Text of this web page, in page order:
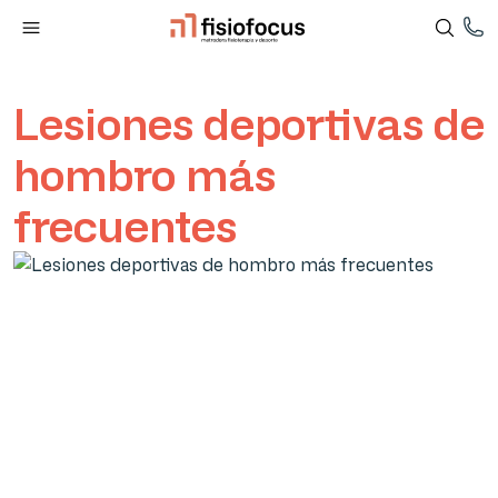
Lesiones deportivas de
hombro más
frecuentes